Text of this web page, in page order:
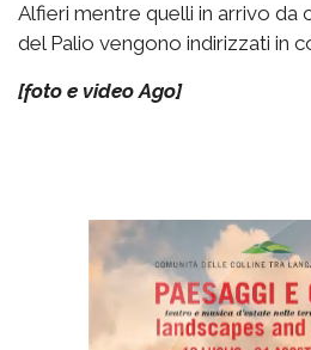
Alfieri mentre quelli in arrivo da
del Palio vengono indirizzati in
[foto e video Ago]